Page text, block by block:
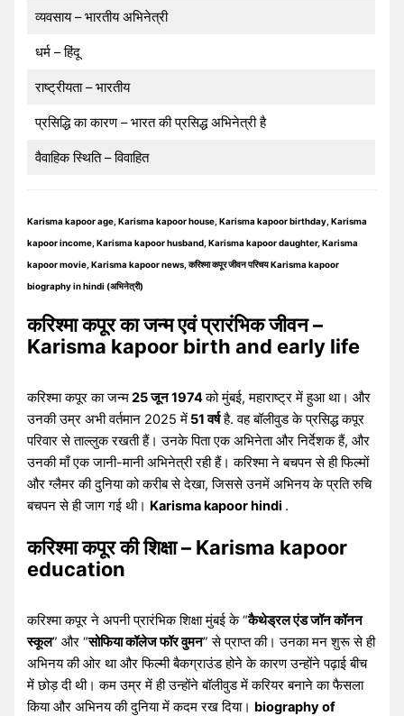
व्यवसाय – भारतीय अभिनेत्री
धर्म – हिंदू
राष्ट्रीयता – भारतीय
प्रसिद्धि का कारण – भारत की प्रसिद्ध अभिनेत्री है
वैवाहिक स्थिति – विवाहित
Karisma kapoor age, Karisma kapoor house, Karisma kapoor birthday, Karisma
kapoor income, Karisma kapoor husband, Karisma kapoor daughter, Karisma
kapoor movie, Karisma kapoor news, करिश्मा कपूर जीवन परिचय Karisma kapoor
biography in hindi (अभिनेत्री)
करिश्मा कपूर का जन्म एवं प्रारंभिक जीवन –
Karisma kapoor birth and early life
करिश्मा कपूर का जन्म25 जून 1974को मुंबई, महाराष्ट्र में हुआ था। और
उनकी उम्र अभी वर्तमान 2025 में 51 वर्षहै. वह बॉलीवुड के प्रसिद्ध कपूर
परिवार से ताल्लुक रखती हैं। उनके पिता एक अभिनेता और निर्देशक हैं, और
उनकी माँ एक जानी-मानी अभिनेत्री रही हैं। करिश्मा ने बचपन से ही फिल्मों
और ग्लैमर की दुनिया को करीब से देखा, जिससे उनमें अभिनय के प्रति रुचि
बचपन से ही जाग गई थी। Karisma kapoor hindi .
करिश्मा कपूर की शिक्षा – Karisma kapoor
education
करिश्मा कपूर ने अपनी प्रारंभिक शिक्षा मुंबई के “कैथेड्रल एंड जॉन कॉनन
स्कूल” और “सोफिया कॉलेज फॉर वुमन” से प्राप्त की। उनका मन शुरू से ही
अभिनय की ओर था और फिल्मी बैकग्राउंड होने के कारण उन्होंने पढ़ाई बीच
में छोड़ दी थी। कम उम्र में ही उन्होंने बॉलीवुड में करियर बनाने का फैसला
किया और अभिनय की दुनिया में कदम रख दिया। biography of